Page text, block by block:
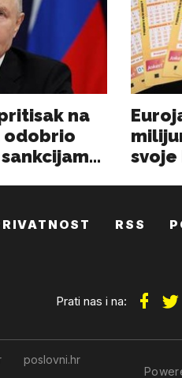
RSS
Prati nas i na:
poslovni.hr